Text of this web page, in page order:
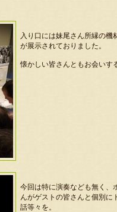
入り口には妹尾さん所縁の機
が展示されておりました。
懐かしい皆さんともお会いす
今回は特に演奏なども無く、
んがゲストの皆さんと個別に
話等々を。